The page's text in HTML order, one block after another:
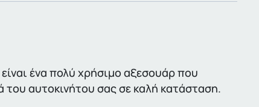
ένα πολύ χρήσιμο αξεσουάρ που
του αυτοκινήτου σας σε καλή κατάσταση.